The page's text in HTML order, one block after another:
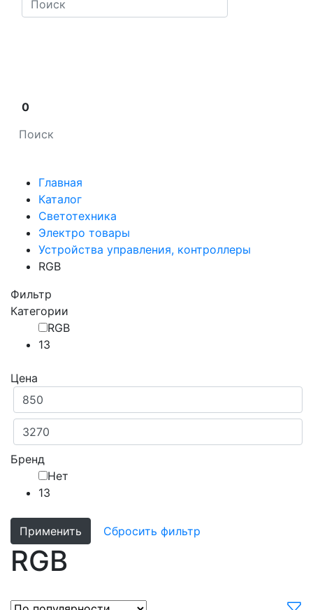
0
Главная
Каталог
Светотехника
Электро товары
Устройства управления, контроллеры
RGB
Фильтр
Категории
RGB
13
Цена
Бренд
Нет
13
Применить Сбросить фильтр
RGB